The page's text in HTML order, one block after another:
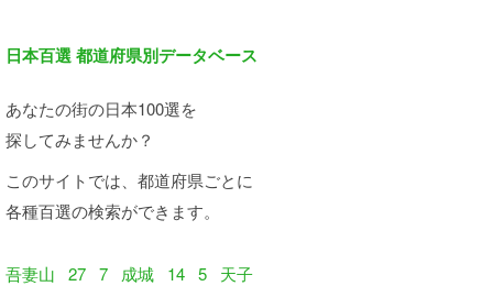
日本百選 都道府県別データベース
あなたの街の日本100選を
探してみませんか？
このサイトでは、都道府県ごとに
各種百選の検索ができます。
吾妻山 27 7 成城 14 5 天子